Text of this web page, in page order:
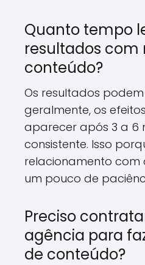
Quanto tempo
resultados
conteúdo?
Os resultados
geralmente, os
aparecer após 3 a 6
consistente. Isso
relacionamento com
um pouco de
Preciso
agência para
de conteúdo?